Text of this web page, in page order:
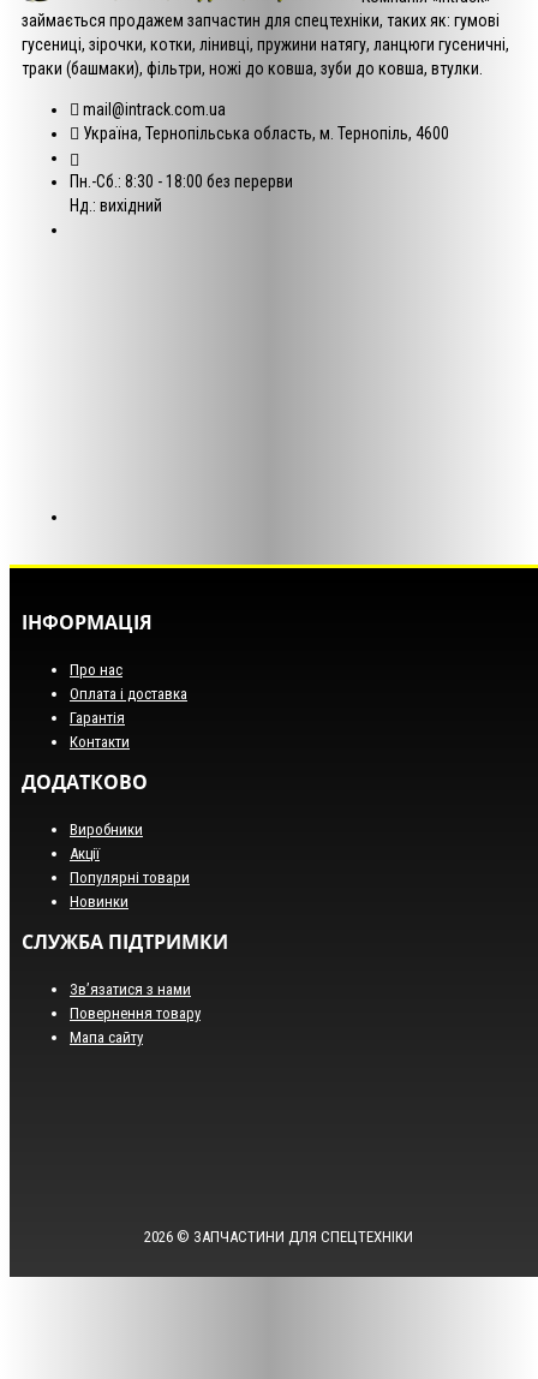
займається продажем запчастин для спецтехніки, таких як: гумові
гусениці, зірочки, котки, лінивці, пружини натягу, ланцюги гусеничні,
траки (башмаки), фільтри, ножі до ковша, зуби до ковша, втулки.
mail@intrack.com.ua
Україна, Тернопільська область, м. Тернопіль, 4600
Пн.-Сб.: 8:30 - 18:00 без перерви
Нд.: вихідний
ІНФОРМАЦІЯ
Про нас
Оплата і доставка
Гарантія
Контакти
ДОДАТКОВО
Виробники
Акції
Популярні товари
Новинки
СЛУЖБА ПІДТРИМКИ
Зв’язатися з нами
Повернення товару
Мапа сайту
2026 © ЗАПЧАСТИНИ ДЛЯ СПЕЦТЕХНІКИ